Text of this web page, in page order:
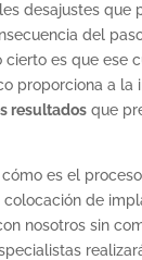
desajustes que
del
cierto es que ese
proporciona a la
resultadosque
es el
de
nosotros sin